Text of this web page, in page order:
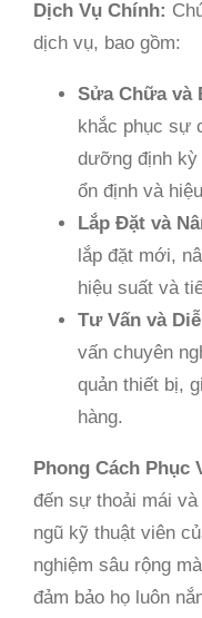
Dịch Vụ Chính:
dịch vụ, bao gồm:
Sửa Chữa và
khắc phục sự
dưỡng định kỳ
ổn định và
Lắp Đặt và
lắp đặt mới,
hiệu suất và
Tư Vấn và
vấn chuyên
quản thiết bị,
hàng.
Phong Cách Phục
đến sự thoải mái
ngũ kỹ thuật viên
nghiệm sâu rộng
đảm bảo họ luôn